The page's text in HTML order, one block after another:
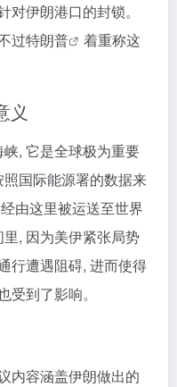
伊朗港口的封锁。
过特朗普
着重称这
义
, 它是全球极为重要
国际能源署的数据来
由这里被运送至世界
, 因为美伊紧张局势
行遭遇阻碍, 进而使得
到了影响。
内容涵盖伊朗做出的